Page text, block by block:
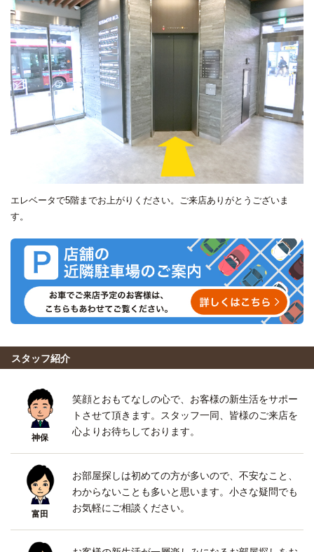
エレベータで5階までお上がりください。ご来店ありがとうございま
す。
スタッフ紹介
神保
笑顔とおもてなしの心で、お客様の新生活をサポー
トさせて頂きます。スタッフ一同、皆様のご来店を
心よりお待ちしております。
富田
お部屋探しは初めての方が多いので、不安なこと、
わからないことも多いと思います。小さな疑問でも
お気軽にご相談ください。